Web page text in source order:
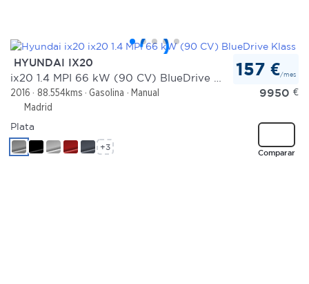
HYUNDAI IX20
2016 88.554kms Gasolina
Manual
Madrid
157 €/mes
9950 €
Comparar
Plata
+3